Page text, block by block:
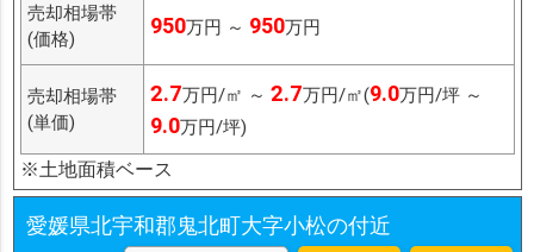
売却相場帯
(価格)
950万円 ～ 950万円
売却相場帯
(単価)
2.7万円/㎡ ～ 2.7万円/㎡(9.0万円/坪 ～
9.0万円/坪)
※土地面積ベース
愛媛県北宇和郡鬼北町大字小松の付近